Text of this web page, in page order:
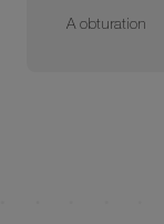
A obturation